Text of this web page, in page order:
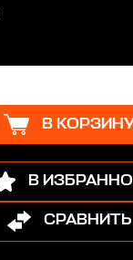
В
В
СРАВНИТЬ